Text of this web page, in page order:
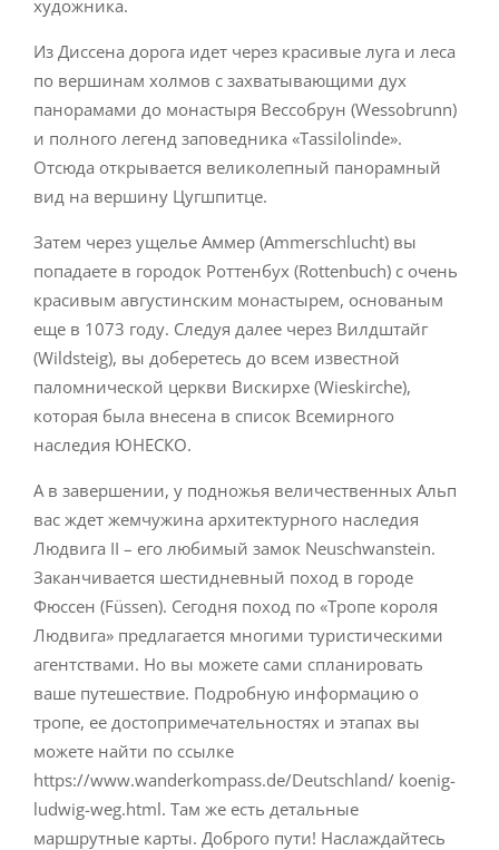
художника.
Из Диссена дорога идет через красивые луга и леса
по вершинам холмов с захватывающими дух
панорамами до монастыря Вессобрун (Wessobrunn)
и полного легенд заповедника «Tassilolinde».
Отсюда открывается великолепный панорамный
вид на вершину Цугшпитце.
Затем через ущелье Аммер (Ammerschlucht) вы
попадаете в городок Роттенбух (Rottenbuch) с очень
красивым августинским монастырем, основаным
еще в 1073 году. Следуя далее через Вилдштайг
(Wildsteig), вы доберетесь до всем известной
паломнической церкви Вискирхе (Wieskirche),
которая была внесена в список Всемирного
наследия ЮНЕСКО.
А в завершении, у подножья величественных Альп
вас ждет жемчужина архитектурного наследия
Людвига II – его любимый замок Neuschwanstein.
Заканчивается шестидневный поход в городе
Фюссен (Füssen). Сегодня поход по «Тропе короля
Людвига» предлагается многими туристическими
агентствами. Но вы можете сами спланировать
ваше путешествие. Подробную информацию о
тропе, ее достопримечательностях и этапах вы
можете найти по ссылке
https://www.wanderkompass.de/Deutschland/ koenig-
ludwig-weg.html. Там же есть детальные
маршрутные карты. Доброго пути! Наслаждайтесь